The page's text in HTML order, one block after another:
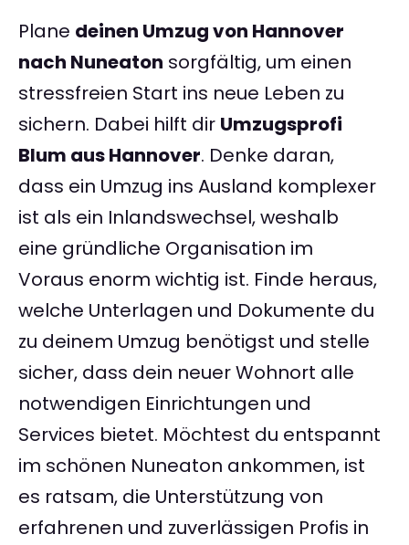
Plane deinen Umzug von Hannover
nach Nuneaton sorgfältig, um einen
stressfreien Start ins neue Leben zu
sichern. Dabei hilft dir Umzugsprofi
Blum aus Hannover. Denke daran,
dass ein Umzug ins Ausland komplexer
ist als ein Inlandswechsel, weshalb
eine gründliche Organisation im
Voraus enorm wichtig ist. Finde heraus,
welche Unterlagen und Dokumente du
zu deinem Umzug benötigst und stelle
sicher, dass dein neuer Wohnort alle
notwendigen Einrichtungen und
Services bietet. Möchtest du entspannt
im schönen Nuneaton ankommen, ist
es ratsam, die Unterstützung von
erfahrenen und zuverlässigen Profis in